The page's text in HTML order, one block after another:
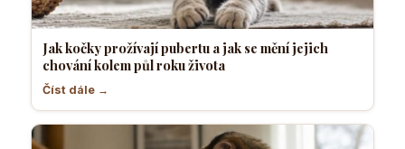
Jak kočky prožívají pubertu a jak se mění jejich
chování kolem půl roku života
Číst dále →